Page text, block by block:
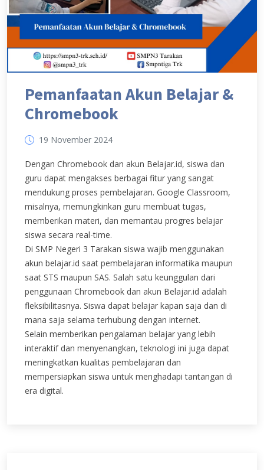
Pemanfaatan Akun Belajar &
Chromebook
19 November 2024
Dengan Chromebook dan akun Belajar.id, siswa dan
guru dapat mengakses berbagai fitur yang sangat
mendukung proses pembelajaran. Google Classroom,
misalnya, memungkinkan guru membuat tugas,
memberikan materi, dan memantau progres belajar
siswa secara real-time.
Di SMP Negeri 3 Tarakan siswa wajib menggunakan
akun belajar.id saat pembelajaran informatika maupun
saat STS maupun SAS. Salah satu keunggulan dari
penggunaan Chromebook dan akun Belajar.id adalah
fleksibilitasnya. Siswa dapat belajar kapan saja dan di
mana saja selama terhubung dengan internet.
Selain memberikan pengalaman belajar yang lebih
interaktif dan menyenangkan, teknologi ini juga dapat
meningkatkan kualitas pembelajaran dan
mempersiapkan siswa untuk menghadapi tantangan di
era digital.